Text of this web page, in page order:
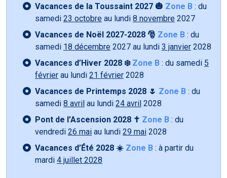
Vacances de la Toussaint 2027 🎃 Zone B : du
samedi 23 octobre au lundi 8 novembre 2027
Vacances de Noël 2027-2028 🎅 Zone B : du
samedi 18 décembre 2027 au lundi 3 janvier 2028
Vacances d’Hiver 2028 ❄️ Zone B : du samedi 5
février au lundi 21 février 2028
Vacances de Printemps 2028 🌷 Zone B : du
samedi 8 avril au lundi 24 avril 2028
Pont de l’Ascension 2028 ✝️ Zone B : du
vendredi 26 mai au lundi 29 mai 2028
Vacances d’Été 2028 ☀️ Zone B : à partir du
mardi 4 juillet 2028